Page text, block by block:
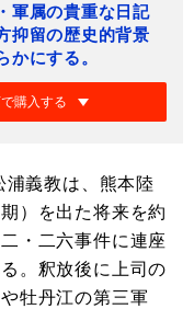
軍属の貴重な日記
抑留の歴史的背景
かにする。
購入する
義教は、熊本陸
）を出た将来を約
・二六事件に連座
。釈放後に上司の
牡丹江の第三軍